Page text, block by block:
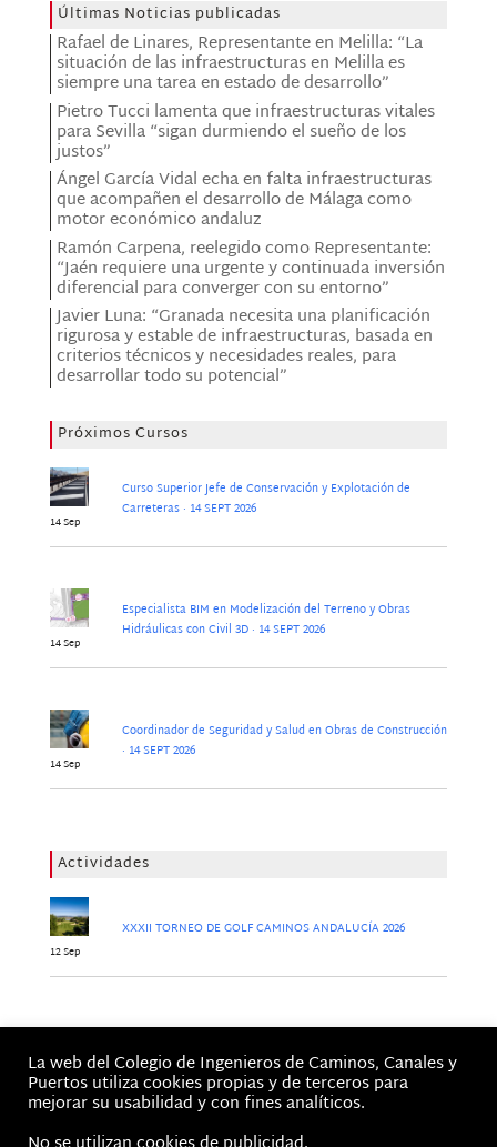
Últimas Noticias publicadas
Rafael de Linares, Representante en Melilla: “La
situación de las infraestructuras en Melilla es
siempre una tarea en estado de desarrollo”
Pietro Tucci lamenta que infraestructuras vitales
para Sevilla “sigan durmiendo el sueño de los
justos”
Ángel García Vidal echa en falta infraestructuras
que acompañen el desarrollo de Málaga como
motor económico andaluz
Ramón Carpena, reelegido como Representante:
“Jaén requiere una urgente y continuada inversión
diferencial para converger con su entorno”
Javier Luna: “Granada necesita una planificación
rigurosa y estable de infraestructuras, basada en
criterios técnicos y necesidades reales, para
desarrollar todo su potencial”
Próximos Cursos
14 Sep
Curso Superior Jefe de Conservación y Explotación de
Carreteras · 14 SEPT 2026
14 Sep
Especialista BIM en Modelización del Terreno y Obras
Hidráulicas con Civil 3D · 14 SEPT 2026
14 Sep
Coordinador de Seguridad y Salud en Obras de Construcción
· 14 SEPT 2026
Actividades
12 Sep
XXXII TORNEO DE GOLF CAMINOS ANDALUCÍA 2026
Jornadas
No hay Jornadas
La web del Colegio de Ingenieros de Caminos, Canales y
Puertos utiliza cookies propias y de terceros para
mejorar su usabilidad y con fines analíticos.